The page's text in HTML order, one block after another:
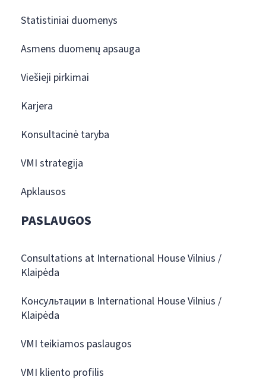
Statistiniai duomenys
Asmens duomenų apsauga
Viešieji pirkimai
Karjera
Konsultacinė taryba
VMI strategija
Apklausos
PASLAUGOS
Consultations at International House Vilnius /
Klaipėda
Консультации в International House Vilnius /
Klaipėda
VMI teikiamos paslaugos
VMI kliento profilis